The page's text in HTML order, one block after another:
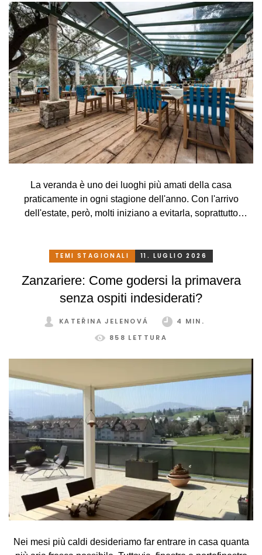
La veranda è uno dei luoghi più amati della casa
praticamente in ogni stagione dell'anno. Con l'arrivo
dell'estate, però, molti iniziano a evitarla, soprattutto
rilassarsi. Che peccato, però. Eppure basta davvero poco.
intelligente, potrete godervi la vostra veranda in tutta
comodità, in ogni stagione e senza limitazioni.
TEMI STAGIONALI 11. LUGLIO 2026
Zanzariere: Come godersi la primavera
senza ospiti indesiderati?
KATEŘINA JELENOVÁ
4 MIN.
858 LETTURA
Nei mesi più caldi desideriamo far entrare in casa quanta